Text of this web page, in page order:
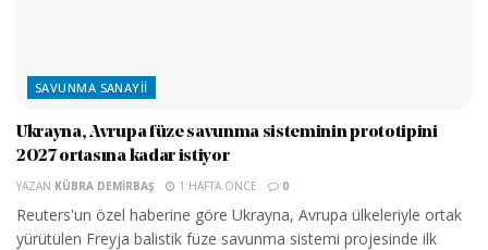
SAVUNMA SANAYII
Ukrayna, Avrupa füze savunma sisteminin prototipini
2027 ortasına kadar istiyor
YAZAN KÜBRA DEMIRBAŞ 1 HAFTA ÖNCE 0
Reuters'un özel haberine göre Ukrayna, Avrupa ülkeleriyle ortak
yürütülen Freyja balistik füze savunma sistemi projesinde ilk